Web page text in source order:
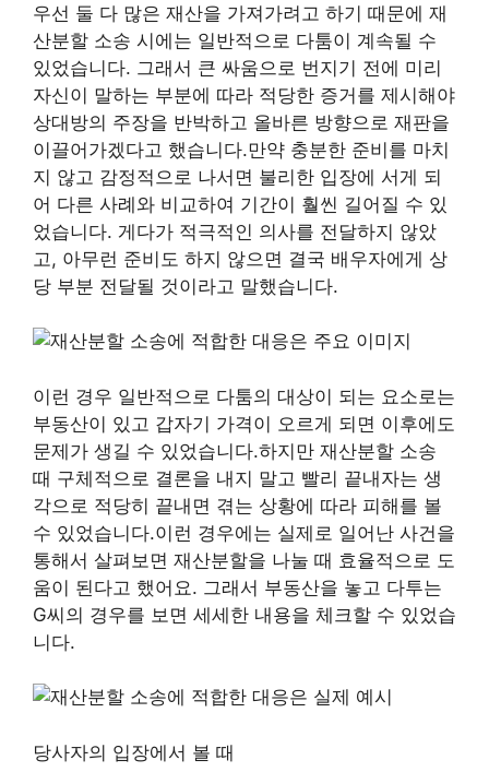
우선 둘 다 많은 재산을 가져가려고 하기 때문에 재
산분할 소송 시에는 일반적으로 다툼이 계속될 수
있었습니다. 그래서 큰 싸움으로 번지기 전에 미리
자신이 말하는 부분에 따라 적당한 증거를 제시해야
상대방의 주장을 반박하고 올바른 방향으로 재판을
이끌어가겠다고 했습니다.만약 충분한 준비를 마치
지 않고 감정적으로 나서면 불리한 입장에 서게 되
어 다른 사례와 비교하여 기간이 훨씬 길어질 수 있
었습니다. 게다가 적극적인 의사를 전달하지 않았
고, 아무런 준비도 하지 않으면 결국 배우자에게 상
당 부분 전달될 것이라고 말했습니다.
이런 경우 일반적으로 다툼의 대상이 되는 요소로는
부동산이 있고 갑자기 가격이 오르게 되면 이후에도
문제가 생길 수 있었습니다.하지만 재산분할 소송
때 구체적으로 결론을 내지 말고 빨리 끝내자는 생
각으로 적당히 끝내면 겪는 상황에 따라 피해를 볼
수 있었습니다.이런 경우에는 실제로 일어난 사건을
통해서 살펴보면 재산분할을 나눌 때 효율적으로 도
움이 된다고 했어요. 그래서 부동산을 놓고 다투는
G씨의 경우를 보면 세세한 내용을 체크할 수 있었습
니다.
당사자의 입장에서 볼 때